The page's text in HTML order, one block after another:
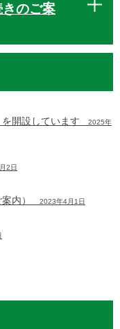
のご案
を開設しています 2025年
2日
案内） 2023年4月1日